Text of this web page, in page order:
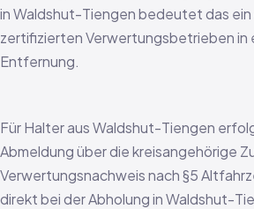
in Waldshut-Tiengen bedeutet das
zertifizierten Verwertungsbetrieben in
Entfernung.
Für Halter aus Waldshut-Tiengen
Abmeldung über die kreisangehörige
Verwertungsnachweis nach §5
direkt bei der Abholung in Waldshut-